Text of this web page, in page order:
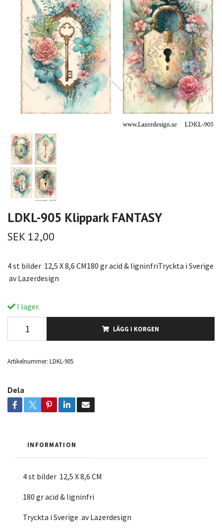
LDKL-905 Klippark FANTASY
SEK 12,00
4 st bilder 12,5 X 8,6 CM180 gr acid & ligninfriTryckta i Sverige
av Lazerdesign
I lager.
LÄGG I KORGEN
Artikelnummer: LDKL-905
Dela
INFORMATION
4 st bilder 12,5 X 8,6 CM
180 gr acid & ligninfri
Tryckta i Sverige av Lazerdesign